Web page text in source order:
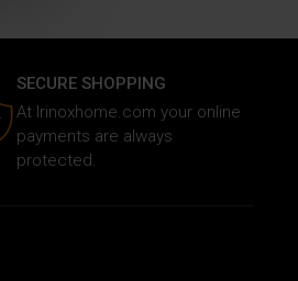
SECURE SHOPPING
At Irinoxhome.com your online
payments are always
protected.